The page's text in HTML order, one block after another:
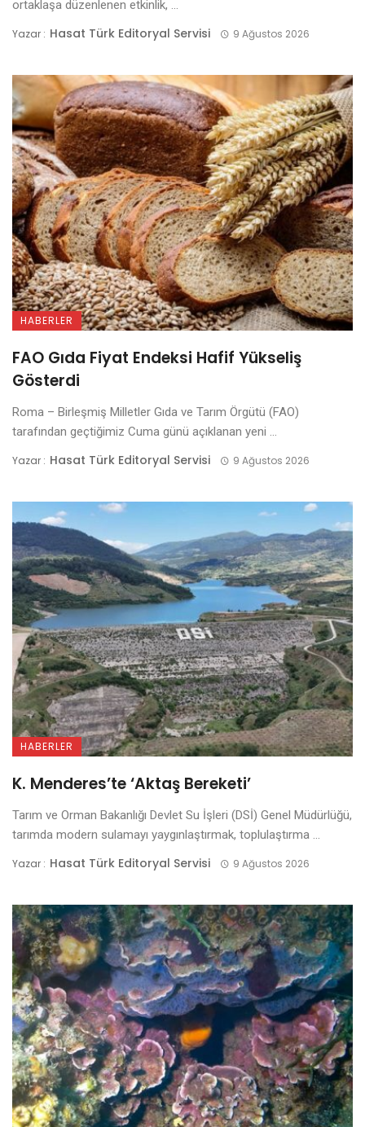
ortaklaşa düzenlenen etkinlik, ...
Yazar : Hasat Türk Editoryal Servisi 9 Ağustos 2026
HABERLER
FAO Gıda Fiyat Endeksi Hafif Yükseliş
Gösterdi
Roma – Birleşmiş Milletler Gıda ve Tarım Örgütü (FAO)
tarafından geçtiğimiz Cuma günü açıklanan yeni ...
Yazar : Hasat Türk Editoryal Servisi 9 Ağustos 2026
HABERLER
K. Menderes’te ‘Aktaş Bereketi’
Tarım ve Orman Bakanlığı Devlet Su İşleri (DSİ) Genel Müdürlüğü,
tarımda modern sulamayı yaygınlaştırmak, toplulaştırma ...
Yazar : Hasat Türk Editoryal Servisi 9 Ağustos 2026